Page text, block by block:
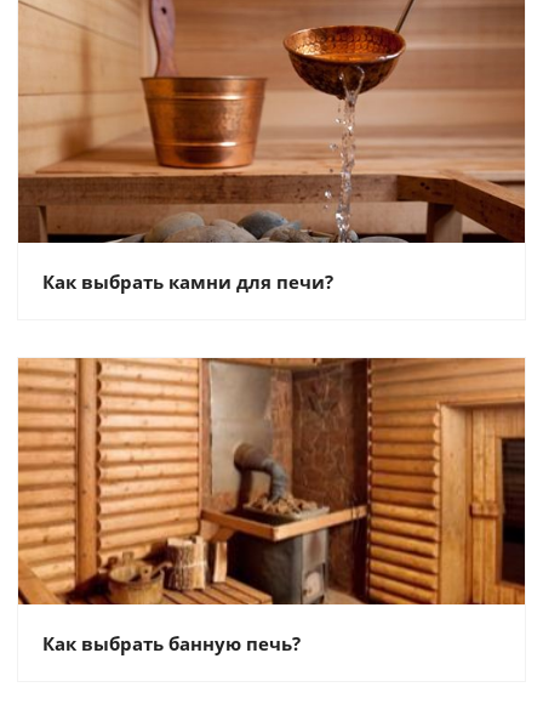
Как выбрать камни для печи?
Как выбрать банную печь?